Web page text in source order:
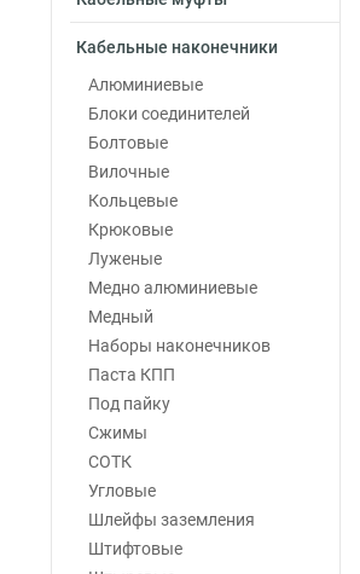
Кабельные наконечники
Алюминиевые
Блоки соединителей
Болтовые
Вилочные
Кольцевые
Крюковые
Луженые
Медно алюминиевые
Медный
Наборы наконечников
Паста КПП
Под пайку
Сжимы
СОТК
Угловые
Шлейфы заземления
Штифтовые